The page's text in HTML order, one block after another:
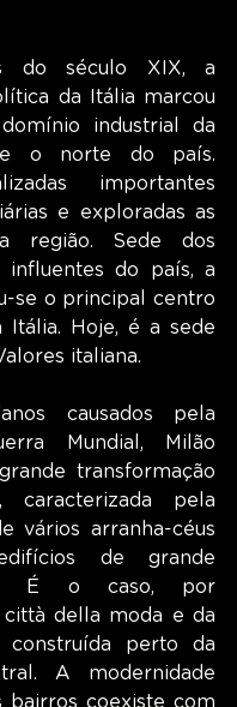
do século XIX, a
da Itália marcou
industrial da
o norte do país.
importantes
e exploradas as
região. Sede dos
influentes do país, a
se o principal centro
Itália. Hoje, é a sede
italiana.
causados pela
Mundial, Milão
transformação
caracterizada pela
vários arranha-céus
de grande
É o caso, por
città della moda e da
perto da
A modernidade
bairros coexiste com